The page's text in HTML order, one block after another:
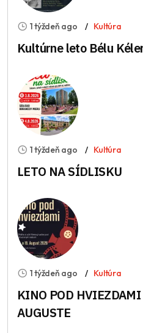
1 týždeň ago Kultúra
Kultúrne leto Bélu
1 týždeň ago Kultúra
LETO NA SÍDLISKU
1 týždeň ago Kultúra
KINO POD
AUGUSTE